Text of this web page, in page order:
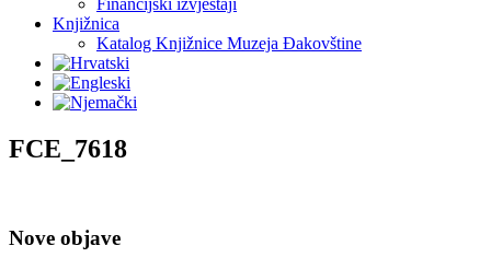
Financijski izvještaji
Knjižnica
Katalog Knjižnice Muzeja Đakovštine
FCE_7618
Nove objave